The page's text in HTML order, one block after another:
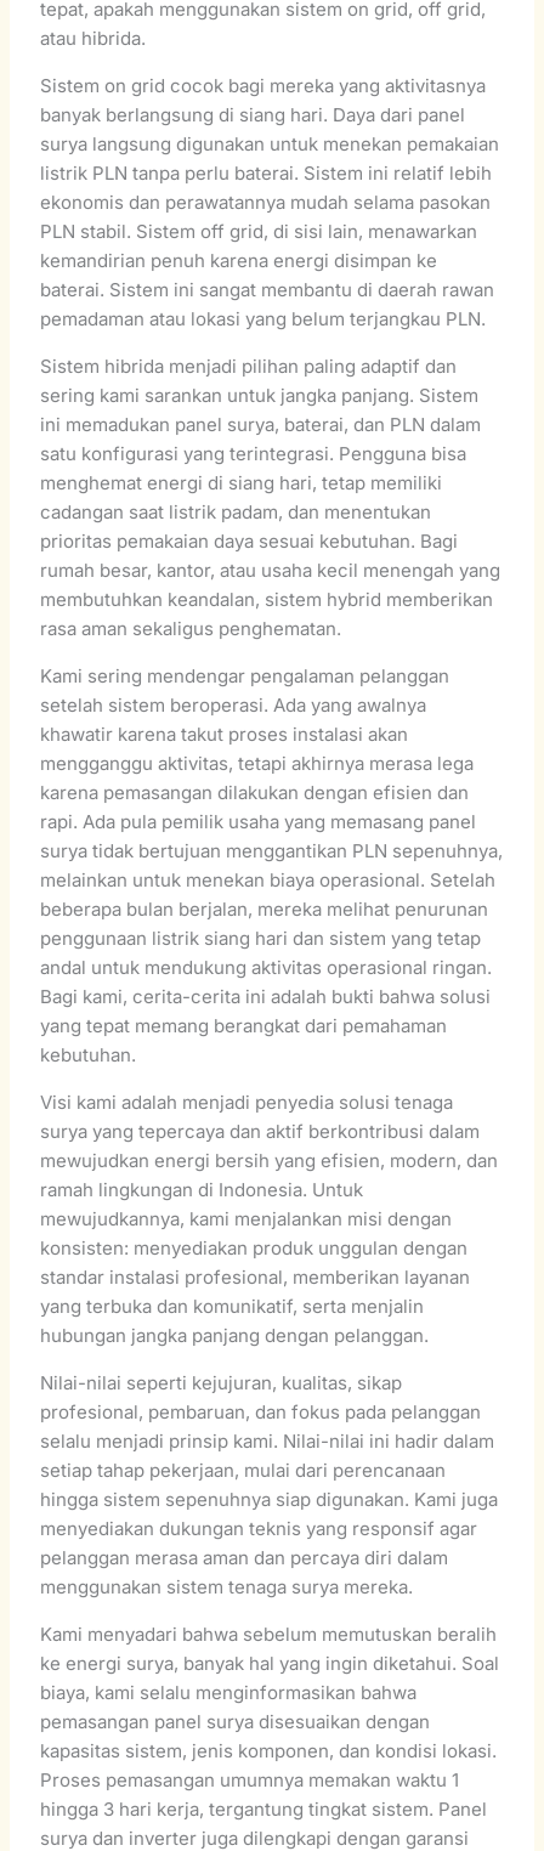
tepat, apakah menggunakan sistem on grid, off grid,
atau hibrida.
Sistem on grid cocok bagi mereka yang aktivitasnya
banyak berlangsung di siang hari. Daya dari panel
surya langsung digunakan untuk menekan pemakaian
listrik PLN tanpa perlu baterai. Sistem ini relatif lebih
ekonomis dan perawatannya mudah selama pasokan
PLN stabil. Sistem off grid, di sisi lain, menawarkan
kemandirian penuh karena energi disimpan ke
baterai. Sistem ini sangat membantu di daerah rawan
pemadaman atau lokasi yang belum terjangkau PLN.
Sistem hibrida menjadi pilihan paling adaptif dan
sering kami sarankan untuk jangka panjang. Sistem
ini memadukan panel surya, baterai, dan PLN dalam
satu konfigurasi yang terintegrasi. Pengguna bisa
menghemat energi di siang hari, tetap memiliki
cadangan saat listrik padam, dan menentukan
prioritas pemakaian daya sesuai kebutuhan. Bagi
rumah besar, kantor, atau usaha kecil menengah yang
membutuhkan keandalan, sistem hybrid memberikan
rasa aman sekaligus penghematan.
Kami sering mendengar pengalaman pelanggan
setelah sistem beroperasi. Ada yang awalnya
khawatir karena takut proses instalasi akan
mengganggu aktivitas, tetapi akhirnya merasa lega
karena pemasangan dilakukan dengan efisien dan
rapi. Ada pula pemilik usaha yang memasang panel
surya tidak bertujuan menggantikan PLN sepenuhnya,
melainkan untuk menekan biaya operasional. Setelah
beberapa bulan berjalan, mereka melihat penurunan
penggunaan listrik siang hari dan sistem yang tetap
andal untuk mendukung aktivitas operasional ringan.
Bagi kami, cerita-cerita ini adalah bukti bahwa solusi
yang tepat memang berangkat dari pemahaman
kebutuhan.
Visi kami adalah menjadi penyedia solusi tenaga
surya yang tepercaya dan aktif berkontribusi dalam
mewujudkan energi bersih yang efisien, modern, dan
ramah lingkungan di Indonesia. Untuk
mewujudkannya, kami menjalankan misi dengan
konsisten: menyediakan produk unggulan dengan
standar instalasi profesional, memberikan layanan
yang terbuka dan komunikatif, serta menjalin
hubungan jangka panjang dengan pelanggan.
Nilai-nilai seperti kejujuran, kualitas, sikap
profesional, pembaruan, dan fokus pada pelanggan
selalu menjadi prinsip kami. Nilai-nilai ini hadir dalam
setiap tahap pekerjaan, mulai dari perencanaan
hingga sistem sepenuhnya siap digunakan. Kami juga
menyediakan dukungan teknis yang responsif agar
pelanggan merasa aman dan percaya diri dalam
menggunakan sistem tenaga surya mereka.
Kami menyadari bahwa sebelum memutuskan beralih
ke energi surya, banyak hal yang ingin diketahui. Soal
biaya, kami selalu menginformasikan bahwa
pemasangan panel surya disesuaikan dengan
kapasitas sistem, jenis komponen, dan kondisi lokasi.
Proses pemasangan umumnya memakan waktu 1
hingga 3 hari kerja, tergantung tingkat sistem. Panel
surya dan inverter juga dilengkapi dengan garansi